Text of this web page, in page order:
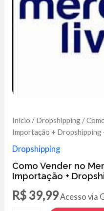
Início / Dropshipping /
Importação + Dropshipping
Dropshipping
Como Vender no
Importação +
R$ 39,99Acesso via